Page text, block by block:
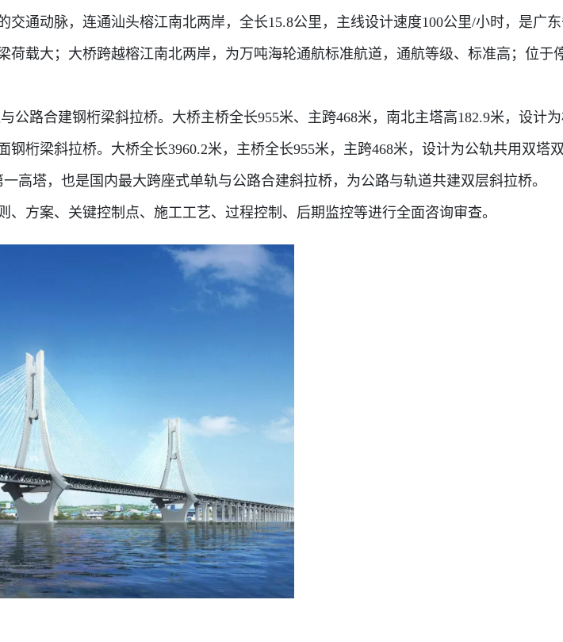
动脉，连通汕头榕江南北两岸，全长15.8公里，主线设计速度100公里/小时，是广
载大；大桥跨越榕江南北两岸，为万吨海轮通航标准航道，通航等级、标准高；位于
路合建钢桁梁斜拉桥。大桥主桥全长955米、主跨468米，南北主塔高182.9米，设计
桁梁斜拉桥。大桥全长3960.2米，主桥全长955米，主跨468米，设计为公轨共用双塔
高塔，也是国内最大跨座式单轨与公路合建斜拉桥，为公路与轨道共建双层斜拉桥。
案、关键控制点、施工工艺、过程控制、后期监控等进行全面咨询审查。